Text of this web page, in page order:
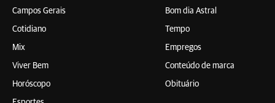
Campos Gerais
Cotidiano
Mix
Viver Bem
Horóscopo
Bom dia Astral
Tempo
Empregos
Conteúdo de marca
Obituário